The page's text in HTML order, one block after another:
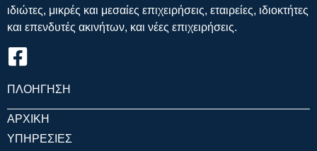
ιδιώτες, μικρές και μεσαίες επιχειρήσεις, εταιρείες, ιδιοκτήτες
και επενδυτές ακινήτων, και νέες επιχειρήσεις.
ΠΛΟΗΓΗΣΗ
ΑΡΧΙΚΗ
ΥΠΗΡΕΣΙΕΣ